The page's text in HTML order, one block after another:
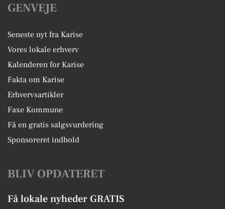
GENVEJE
Seneste nyt fra Karise
Vores lokale erhverv
Kalenderen for Karise
Fakta om Karise
Erhvervsartikler
Faxe Kommune
Få en gratis salgsvurdering
Sponsoreret indhold
BLIV OPDATERET
Få lokale nyheder GRATIS